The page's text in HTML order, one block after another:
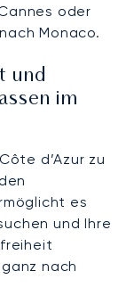
oder
Monaco.
und
im
d’Azur zu
es
und Ihre
nach